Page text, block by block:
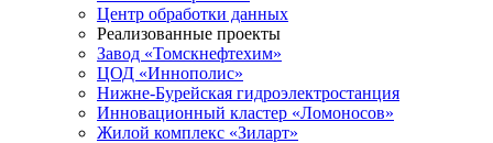
Центр обработки данных
Реализованные проекты
Завод «Томскнефтехим»
ЦОД «Иннополис»
Нижне-Бурейская гидроэлектростанция
Инновационный кластер «Ломоносов»
Жилой комплекс «Зиларт»